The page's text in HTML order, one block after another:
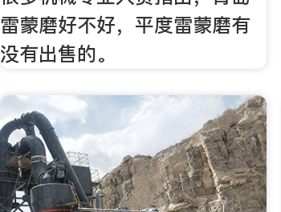
雷蒙磨好不好，平度雷蒙磨有
没有出售的。